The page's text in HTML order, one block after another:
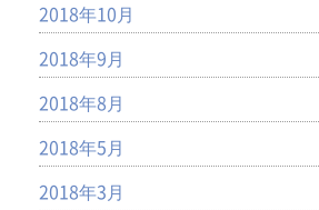
2018年10月
2018年9月
2018年8月
2018年5月
2018年3月